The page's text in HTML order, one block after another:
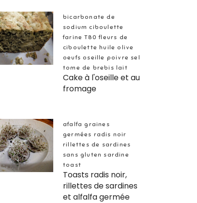
bicarbonate de
sodium ciboulette
farine T80 fleurs de
ciboulette huile olive
oeufs oseille poivre sel
tome de brebis lait
Cake à l'oseille et au
fromage
afalfa graines
germées radis noir
rillettes de sardines
sans gluten sardine
toast
Toasts radis noir,
rillettes de sardines
et alfalfa germée